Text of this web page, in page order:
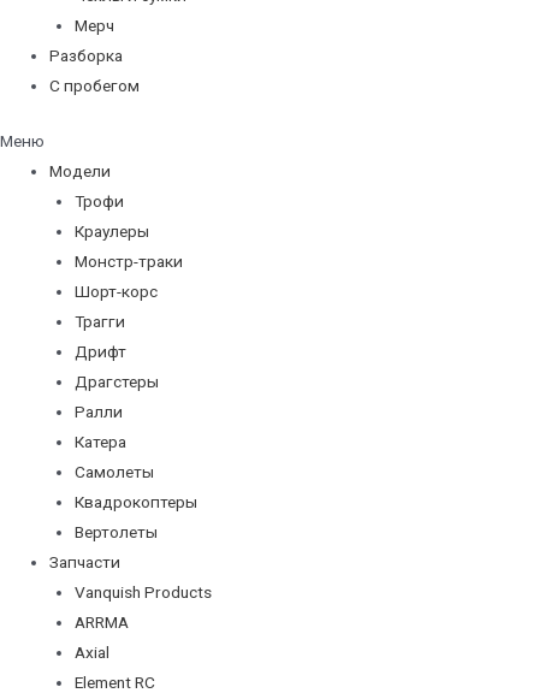
Мерч
Разборка
С пробегом
Меню
Модели
Трофи
Краулеры
Монстр-траки
Шорт-корс
Трагги
Дрифт
Драгстеры
Ралли
Катера
Самолеты
Квадрокоптеры
Вертолеты
Запчасти
Vanquish Products
ARRMA
Axial
Element RC